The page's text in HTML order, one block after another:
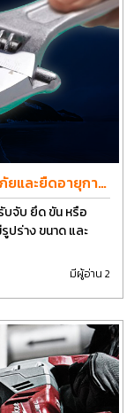
ยและยืดอายุการ
บจับ ยึด ขัน หรือ
ปร่าง ขนาด และ
มีผู้อ่าน 2